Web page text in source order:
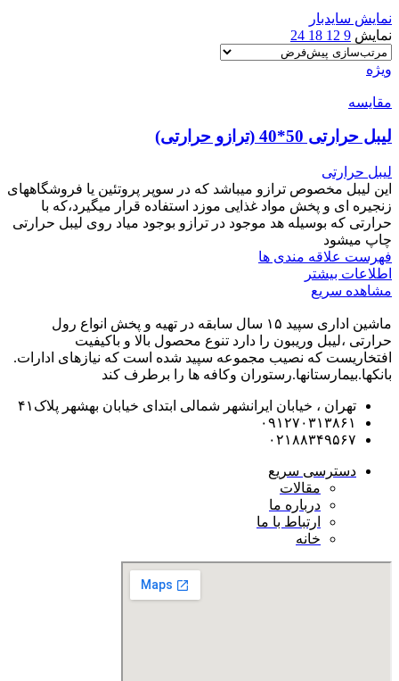
نمایش سایدبار
نمایش 9
12
18
24
ویژه
مقایسه
لیبل حرارتی 50*40 (ترازو حرارتی)
لیبل حرارتی
این لیبل مخصوص ترازو میباشد که در سوپر پروتئین یا فروشگاههای
زنجیره ای و پخش مواد غذایی موزد استفاده قرار میگیرد،که با
حرارتی که بوسیله هد موجود در ترازو بوجود میاد روی لیبل حرارتی
چاپ میشود
فهرست علاقه مندی ها
اطلاعات بیشتر
مشاهده سریع
ماشین اداری سپید ۱۵ سال سابقه در تهیه و پخش انواع رول
حرارتی ،لیبل وریبون را دارد تنوع محصول بالا و باکیفیت
افتخاریست که نصیب مجموعه سپید شده است که نیازهای ادارات.
بانکها.بیمارستانها.رستوران و‌کافه ها را برطرف کند
تهران ، خیابان ایرانشهر شمالی ابتدای خیابان بهشهر پلاک۴۱
۰۹۱۲۷۰۳۱۳۸۶۱
۰۲۱۸۸۳۴۹۵۶۷
دسترسی سریع
مقالات
درباره ما
ارتباط با ما
خانه